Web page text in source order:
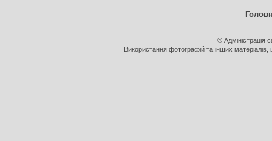
© Адміністрація
Використання фотографій та інших матеріалів,